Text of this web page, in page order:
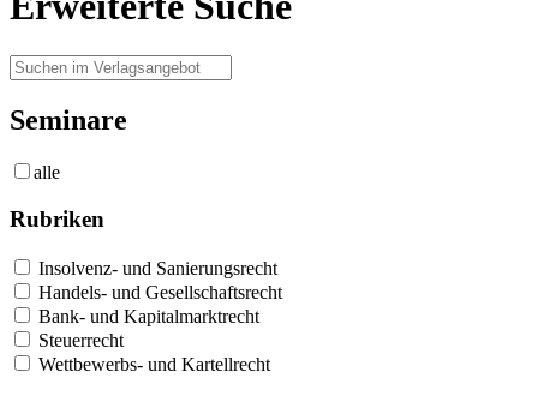
Seminare
alle
Rubriken
Insolvenz- und Sanierungsrecht
Handels- und Gesellschaftsrecht
Bank- und Kapitalmarktrecht
Steuerrecht
Wettbewerbs- und Kartellrecht